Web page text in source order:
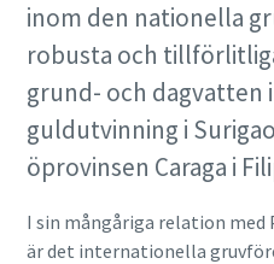
inom den nationella
robusta och
grund- och
guldutvinning i
öprovinsen Caraga i
I sin mångåriga relation med
är det internationella